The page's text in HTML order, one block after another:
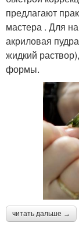
предлагают
мастера . Для
акриловая
жидкий
формы.
читать дальше →